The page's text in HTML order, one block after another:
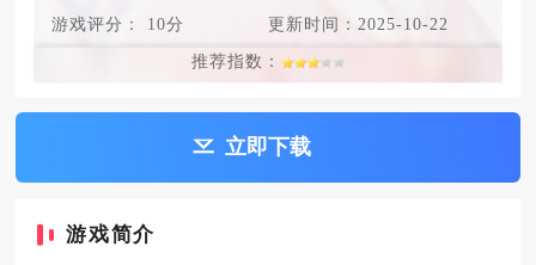
游戏评分： 10分 更新时间： 2025-10-22
推荐指数：
立即下载
游戏简介